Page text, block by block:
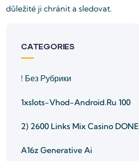
důležité ji chránit a sledovat.
CATEGORIES
! Без Рубрики
1xslots-Vhod-Android.ru 100
2) 2600 Links Mix Casino DONE
A16z Generative Ai